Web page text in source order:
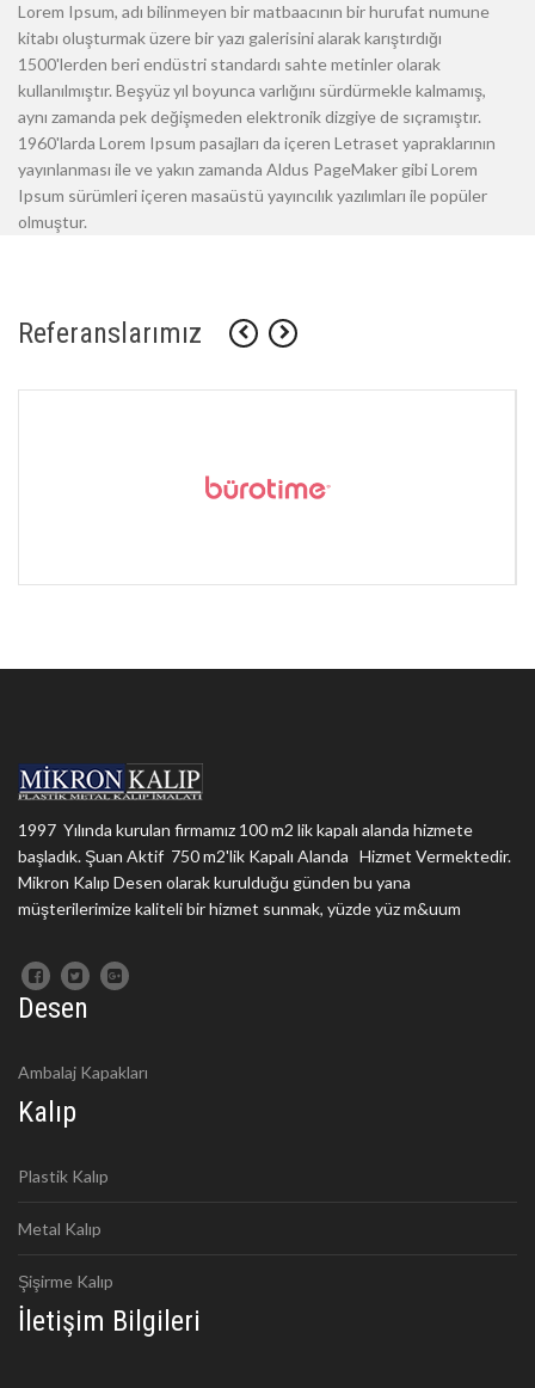
Lorem Ipsum, adı bilinmeyen bir matbaacının bir hurufat numune
kitabı oluşturmak üzere bir yazı galerisini alarak karıştırdığı
1500'lerden beri endüstri standardı sahte metinler olarak
kullanılmıştır. Beşyüz yıl boyunca varlığını sürdürmekle kalmamış,
aynı zamanda pek değişmeden elektronik dizgiye de sıçramıştır.
1960'larda Lorem Ipsum pasajları da içeren Letraset yapraklarının
yayınlanması ile ve yakın zamanda Aldus PageMaker gibi Lorem
Ipsum sürümleri içeren masaüstü yayıncılık yazılımları ile popüler
olmuştur.
Referanslarımız
1997 Yılında kurulan firmamız 100 m2 lik kapalı alanda hizmete
başladık. Şuan Aktif 750 m2'lik Kapalı Alanda Hizmet Vermektedir.
Mikron Kalıp Desen olarak kurulduğu günden bu yana
müşterilerimize kaliteli bir hizmet sunmak, yüzde yüz m&uum
Desen
Ambalaj Kapakları
Kalıp
Plastik Kalıp
Metal Kalıp
Şişirme Kalıp
İletişim Bilgileri